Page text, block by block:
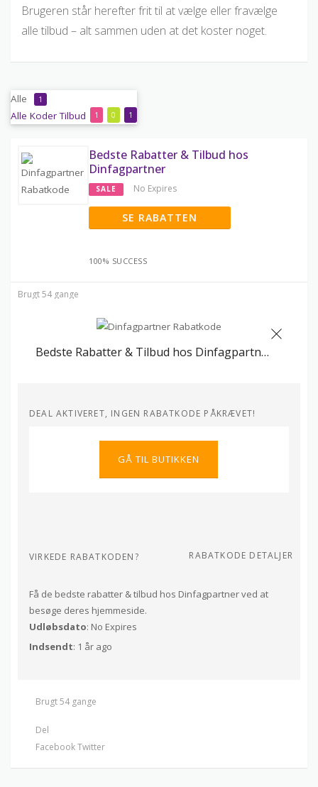
Brugeren står herefter frit til at vælge eller fravælge
alle tilbud – alt sammen uden at det koster noget.
Alle 1
Alle 1
Koder 0
Tilbud 1
Bedste Rabatter & Tilbud hos
Dinfagpartner
SALE No Expires
SE RABATTEN
100% SUCCESS
Brugt 54 gange
Bedste Rabatter & Tilbud hos Dinfagpartner
DEAL AKTIVERET, INGEN RABATKODE PÅKRÆVET!
GÅ TIL BUTIKKEN
VIRKEDE RABATKODEN? RABATKODE DETALJER
Få de bedste rabatter & tilbud hos Dinfagpartner ved at
besøge deres hjemmeside.
Udløbsdato: No Expires
Indsendt: 1 år ago
Brugt 54 gange
Del
FacebookTwitter